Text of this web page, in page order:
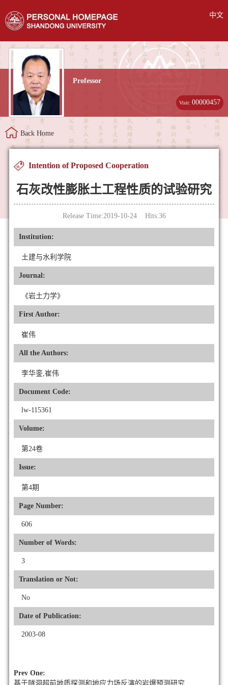
中文
Professor
Visit:00000457
Back Home
Intention of Proposed Cooperation
石灰改性膨胀土工程性质的试验研究
Release Time:2019-10-24 Hits:36
Institution:
土建与水利学院
Journal:
《岩土力学》
First Author:
崔伟
All the Authors:
李华銮,崔伟
Document Code:
lw-115361
Volume:
第24卷
Issue:
第4期
Page Number:
606
Number of Words:
3
Translation or Not:
No
Date of Publication:
2003-08
Prev One:
基于隧洞超前地质探测和地应力场反演的岩爆预测研究